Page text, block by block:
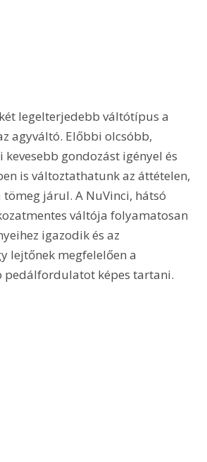
legelterjedebb váltótípus a
agyváltó. Előbbi olcsóbb,
gondozást igényel és
is változtathatunk az áttételen,
tömeg járul. A NuVinci, hátsó
váltója folyamatosan
igazodik és az
lejtőnek megfelelően a
pedálfordulatot képes tartani.